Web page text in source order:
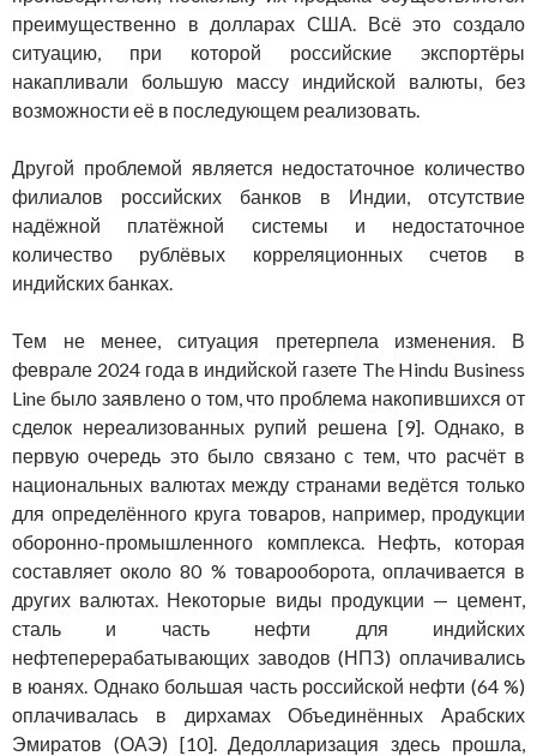
преимущественно в долларах США. Всё это создало
ситуацию, при которой российские экспортёры
накапливали большую массу индийской валюты, без
возможности её в последующем реализовать.
Другой проблемой является недостаточное количество
филиалов российских банков в Индии, отсутствие
надёжной платёжной системы и недостаточное
количество рублёвых корреляционных счетов в
индийских банках.
Тем не менее, ситуация претерпела изменения. В
феврале 2024 года в индийской газете The Hindu Business
Line было заявлено о том, что проблема накопившихся от
сделок нереализованных рупий решена [9]. Однако, в
первую очередь это было связано с тем, что расчёт в
национальных валютах между странами ведётся только
для определённого круга товаров, например, продукции
оборонно-промышленного комплекса. Нефть, которая
составляет около 80 % товарооборота, оплачивается в
других валютах. Некоторые виды продукции — цемент,
сталь и часть нефти для индийских
нефтеперерабатывающих заводов (НПЗ) оплачивались
в юанях. Однако большая часть российской нефти (64 %)
оплачивалась в дирхамах Объединённых Арабских
Эмиратов (ОАЭ) [10]. Дедолларизация здесь прошла,